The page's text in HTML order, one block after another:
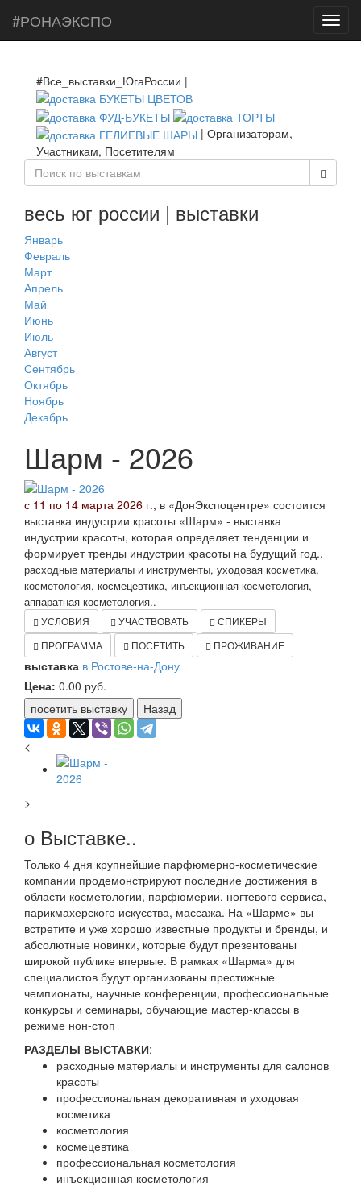
#Все_выставки_ЮгаРоссии |
| Организаторам,
Участникам, Посетителям
весь юг россии | выставки
Январь
Февраль
Март
Апрель
Май
Июнь
Июль
Август
Сентябрь
Октябрь
Ноябрь
Декабрь
Шарм - 2026
с 11 по 14 марта 2026 г., в «ДонЭкспоцентре» состоится
выставка индустрии красоты «Шарм» - выставка
индустрии красоты, которая определяет тенденции и
формирует тренды индустрии красоты на будущий год..
расходные материалы и инструменты, уходовая косметика,
косметология, космецевтика, инъекционная косметология,
аппаратная косметология..
УСЛОВИЯ УЧАСТВОВАТЬ
СПИКЕРЫ
ПРОГРАММА
ПОСЕТИТЬ ПРОЖИВАНИЕ
выставка в Ростове-на-Дону
Цена: 0.00 руб.
посетить выставку
Назад
<
>
о Выставке..
Только 4 дня крупнейшие парфюмерно-косметические
компании продемонстрируют последние достижения в
области косметологии, парфюмерии, ногтевого сервиса,
парикмахерского искусства, массажа. На «Шарме» вы
встретите и уже хорошо известные продукты и бренды, и
абсолютные новинки, которые будут презентованы
широкой публике впервые. В рамках «Шарма» для
специалистов будут организованы престижные
чемпионаты, научные конференции, профессиональные
конкурсы и семинары, обучающие мастер-классы в
режиме нон-стоп
РАЗДЕЛЫ ВЫСТАВКИ:
расходные материалы и инструменты для салонов
красоты
профессиональная декоративная и уходовая
косметика
косметология
космецевтика
профессиональная косметология
инъекционная косметология
#РОНАЭКСПО